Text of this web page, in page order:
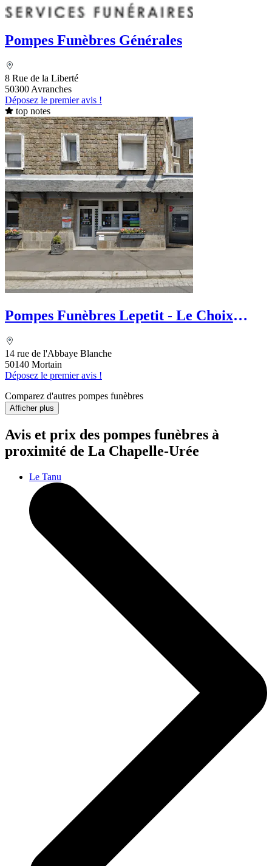
Pompes Funèbres Générales
8 Rue de la Liberté
50300 Avranches
Déposez le premier avis !
top notes
Pompes Funèbres Lepetit - Le Choix
14 rue de l'Abbaye Blanche
50140 Mortain
Déposez le premier avis !
Comparez d'autres pompes funèbres
Afficher plus
Avis et prix des pompes funèbres à
proximité de La Chapelle-Urée
Le Tanu